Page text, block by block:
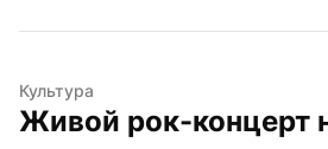
Культура
Живой рок-концерт